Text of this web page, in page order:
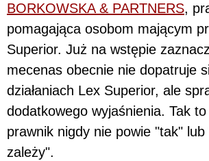
BORKOWSKA & PARTNERS,
pomagająca osobom mającym
Superior. Już na wstępie
mecenas obecnie nie dopatruje
działaniach Lex Superior, ale
dodatkowego wyjaśnienia. Tak
prawnik nigdy nie powie "tak"
zależy".